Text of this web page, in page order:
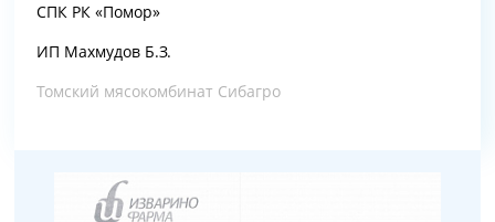
СПК РК «Помор»
ИП Махмудов Б.З.
Томский мясокомбинат Сибагро